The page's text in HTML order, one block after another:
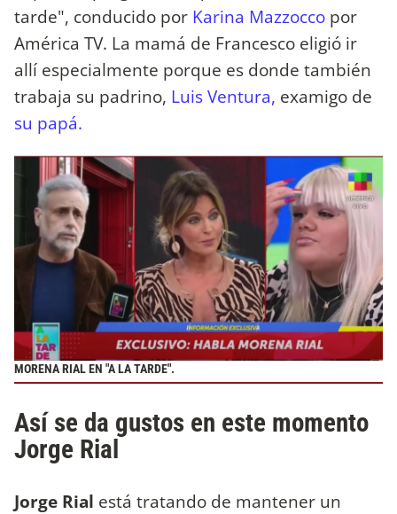
tarde", conducido por Karina Mazzocco por
América TV. La mamá de Francesco eligió ir
allí especialmente porque es donde también
trabaja su padrino, Luis Ventura, examigo de
su papá.
MORENA RIAL EN "A LA TARDE".
Así se da gustos en este momento
Jorge Rial
Jorge Rial está tratando de mantener un